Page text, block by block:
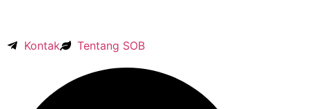
Kontak Tentang SOB